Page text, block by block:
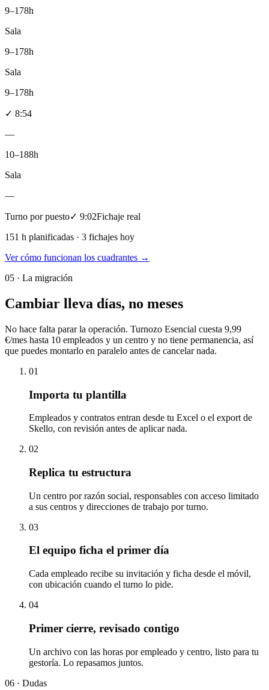
9–178h
Sala
9–178h
Sala
9–178h
✓ 8:54
—
10–188h
Sala
—
Turno por puesto✓ 9:02Fichaje real
151 h planificadas · 3 fichajes hoy
Ver cómo funcionan los cuadrantes →
05 · La migración
Cambiar lleva días, no meses
No hace falta parar la operación. Turnozo Esencial cuesta 9,99
€/mes hasta 10 empleados y un centro y no tiene permanencia, así
que puedes montarlo en paralelo antes de cancelar nada.
01
Importa tu plantilla
Empleados y contratos entran desde tu Excel o el export de
Skello, con revisión antes de aplicar nada.
02
Replica tu estructura
Un centro por razón social, responsables con acceso limitado
a sus centros y direcciones de trabajo por turno.
03
El equipo ficha el primer día
Cada empleado recibe su invitación y ficha desde el móvil,
con ubicación cuando el turno lo pide.
04
Primer cierre, revisado contigo
Un archivo con las horas por empleado y centro, listo para tu
gestoría. Lo repasamos juntos.
06 · Dudas